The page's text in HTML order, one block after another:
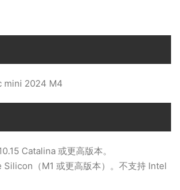
mini 2024 M4
Catalina 或更高版本。
Silicon（M1 或更高版本）。不支持 Intel